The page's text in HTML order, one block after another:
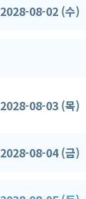
2028-08-02 (수)
2028-08-03 (목)
2028-08-04 (금)